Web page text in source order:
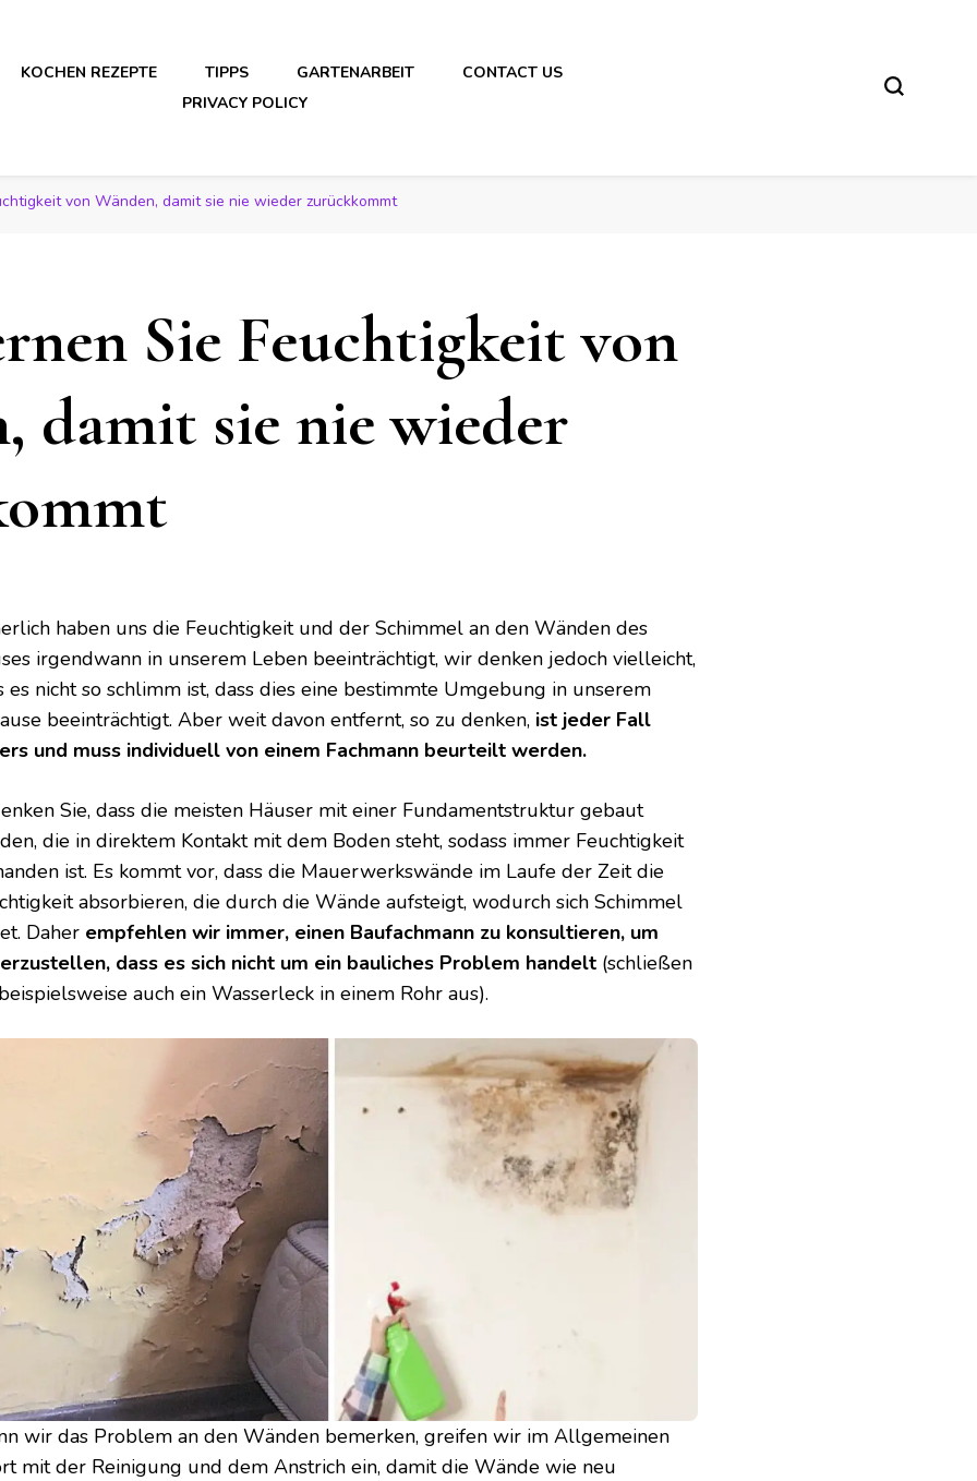
KOCHEN REZEPTE TIPPS GARTENARBEIT
CONTACT US
PRIVACY POLICY
von Wänden, damit sie nie wieder zurückkommt
Sie Feuchtigkeit von
damit sie nie wieder
haben uns die Feuchtigkeit und der Schimmel an den Wänden des
irgendwann in unserem Leben beeinträchtigt, wir denken jedoch vielleicht,
es nicht so schlimm ist, dass dies eine bestimmte Umgebung in unserem
beeinträchtigt. Aber weit davon entfernt, so zu denken, ist jeder Fall
und muss individuell von einem Fachmann beurteilt werden.
Sie, dass die meisten Häuser mit einer Fundamentstruktur gebaut
die in direktem Kontakt mit dem Boden steht, sodass immer Feuchtigkeit
ist. Es kommt vor, dass die Mauerwerkswände im Laufe der Zeit die
absorbieren, die durch die Wände aufsteigt, wodurch sich Schimmel
Daher empfehlen wir immer, einen Baufachmann zu konsultieren, um
dass es sich nicht um ein bauliches Problem handelt (schließen
auch ein Wasserleck in einem Rohr aus).
wir das Problem an den Wänden bemerken, greifen wir im Allgemeinen
mit der Reinigung und dem Anstrich ein, damit die Wände wie neu